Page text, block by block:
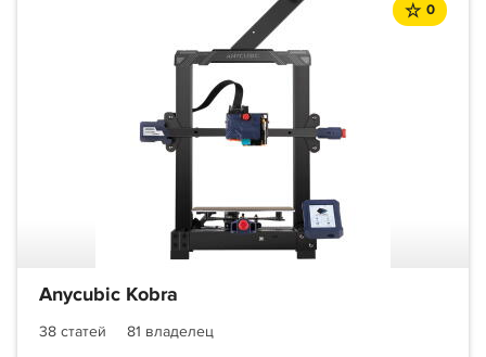
0
Anycubic Kobra
38 статей
81 владелец